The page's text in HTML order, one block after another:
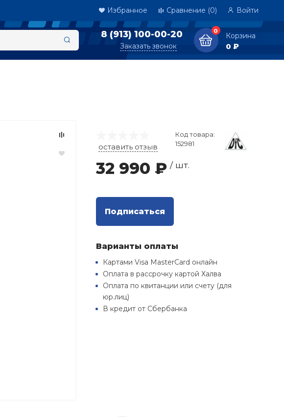
Избранное Сравнение (0) Войти
8 (913) 100-00-20
Заказать звонок
0
Корзина
0 ₽
оставить отзыв
Код товара:
152981
32 990 ₽ / шт.
Подписаться
Варианты оплаты
Картами Visa MasterCard онлайн
Оплата в рассрочку картой Халва
Оплата по квитанции или счету (для
юр.лиц)
В кредит от Сбербанка